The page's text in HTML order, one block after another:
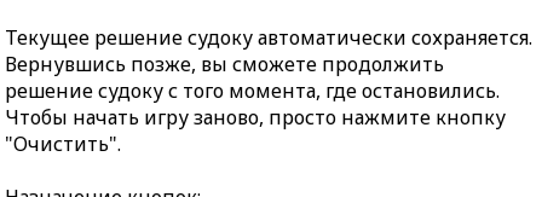
Текущее решение судоку автоматически сохраняется.
Вернувшись позже, вы сможете продолжить
решение судоку с того момента, где остановились.
Чтобы начать игру заново, просто нажмите кнопку
"Очистить".